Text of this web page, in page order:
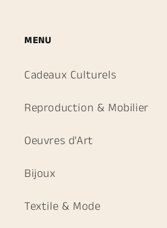
MENU
Cadeaux Culturels
Reproduction & Mobilier
Oeuvres d'Art
Bijoux
Textile & Mode